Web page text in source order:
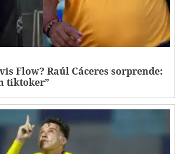
Flow? Raúl Cáceres sorprende:
tiktoker”